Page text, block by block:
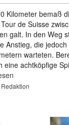
Kilometer bemaß
de Suisse
galt. In den Weg
Anstieg, die
warteten.
eine achtköpfige